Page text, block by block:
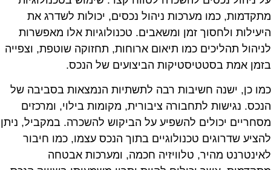
כמו מערכות ניהול נכסים, יכולות לשדרג את
ולחסוך זמן ומשאבים. טכנולוגיות אלו מאפשרות
תהליכים כמו תיאום ארוחות, תחזוקה שוטפת, וצפייה
אמת בסטטיסטיקות הביצועים של הנכס.
כן, ישנה חשיבות רבה לתשתיות הנמצאות בסביבה של
נגישות לתחבורה ציבורית, מקומות בילוי, ומרכזים
יכולים להשפיע על הביקוש להשכרה. במקביל, ניתן
שדרוגים טכנולוגיים בתוך הנכס עצמו, כמו חיבור
מהיר, טלוויזיה חכמה, ומערכות אבטחה